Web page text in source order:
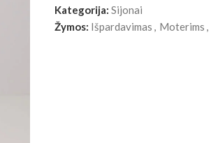
Kategorija: Sijonai
Žymos: Išpardavimas , Moterims ,